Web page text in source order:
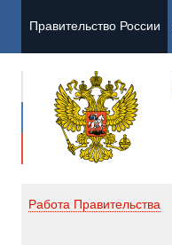
Правительство России
Работа Правительства